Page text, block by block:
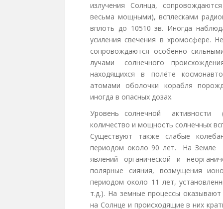
излучения Солнца,
весьма мощными), всплесками
вплоть до 10510 эв. Иногда
усиления свечения в хромосфере.
сопровождаются особенно
лучами солнечного
находящихся в полёте
атомами оболочки корабля
иногда в опасных дозах.
Уровень солнечной активности
количество и мощность солнечных
Существуют также слабые
периодом около 90 лет. На Земле
явлений органической и
полярные сияния, возмущения
периодом около 11 лет,
т.д.). На земные процессы
на Солнце и происходящие в них